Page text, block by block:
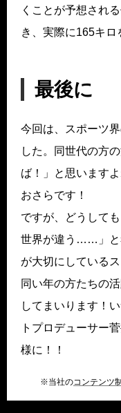
くことが予想され
き、実際に165キロ
最後に
今回は、スポーツ
した。同世代の方
ば！」と思います
おさらです！
ですが、どうして
世界が違う……」と
が大切にしている
同い年の方たちの
してまいります！
トプロデューサー
様に！！
※当社のコンテンツ